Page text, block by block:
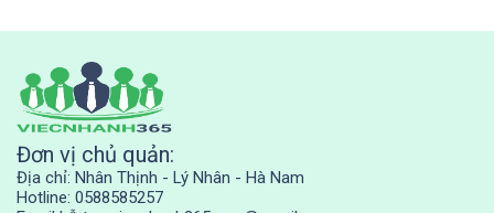
Đơn vị chủ quản:
Địa chỉ: Nhân Thịnh - Lý Nhân - Hà Nam
Hotline: 0588585257